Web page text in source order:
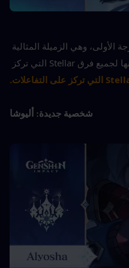
شخصية جديدة: أليوشا